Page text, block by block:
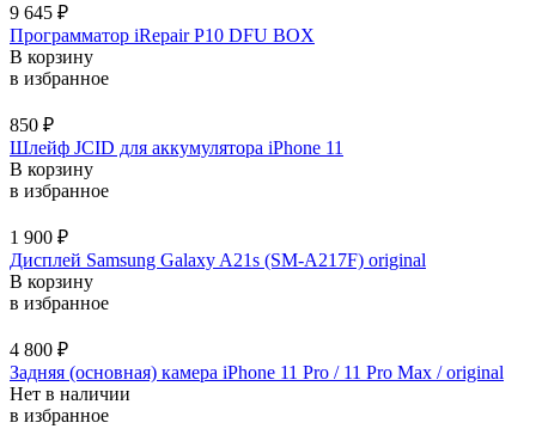
9 645 ₽
Программатор iRepair P10 DFU BOX
В корзину
в избранное
850 ₽
Шлейф JCID для аккумулятора iPhone 11
В корзину
в избранное
1 900 ₽
Дисплей Samsung Galaxy A21s (SM-A217F) original
В корзину
в избранное
4 800 ₽
Задняя (основная) камера iPhone 11 Pro / 11 Pro Max / original
Нет в наличии
в избранное